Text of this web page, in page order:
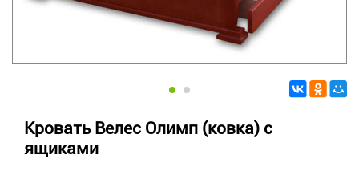
Кровать Велес Олимп (ковка) с
ящиками